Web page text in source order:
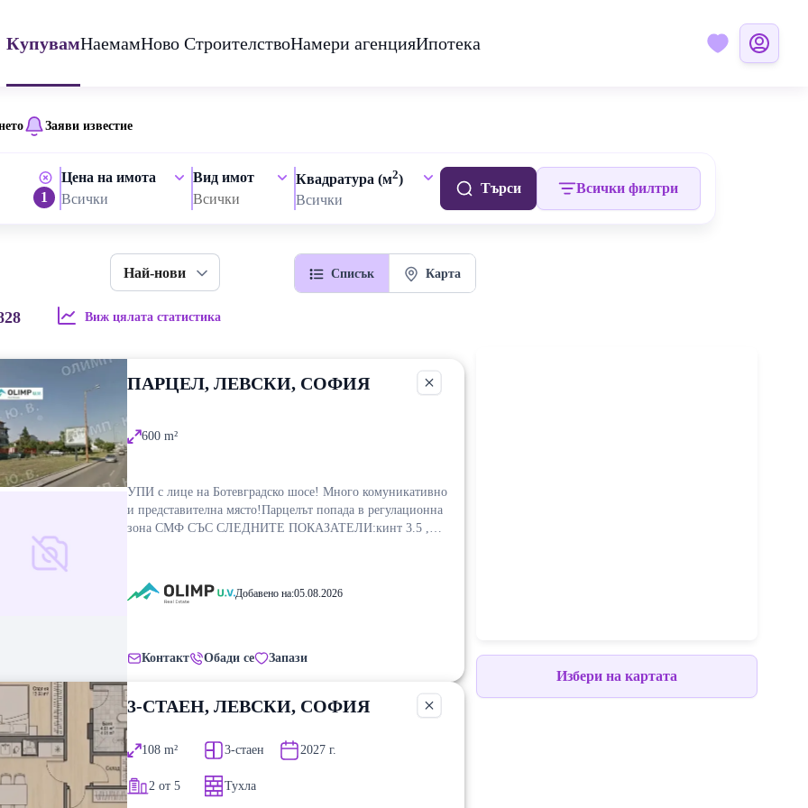
КупувамНаемамНово СтроителствоНамери агенцияИпотека
Заяви известие
1
Цена на имота
Всички
Вид имот
Всички
Квадратура (м2)
Всички
Търси Всички филтри
Най-нови Списък Карта
Виж цялата статистика
ПАРЦЕЛ, ЛЕВСКИ, СОФИЯ
600 m²
УПИ с лице на Ботевградско шосе! Много комуникативно
и представителна място!Парцелът попада в регулационна
зона СМФ СЪС СЛЕДНИТЕ ПОКАЗАТЕЛИ:кинт 3.5 ,
на Логистичен център, Търговска сграда, Офис сгради ,
Магазини , Представителства , Медицински център и
uv.com
Добавено на:05.08.2026
Контакт Обади се Запази
3-СТАЕН, ЛЕВСКИ, СОФИЯ
108 m² 3-стаен 2027 г.
2 от 5 Тухла
Избери на картата